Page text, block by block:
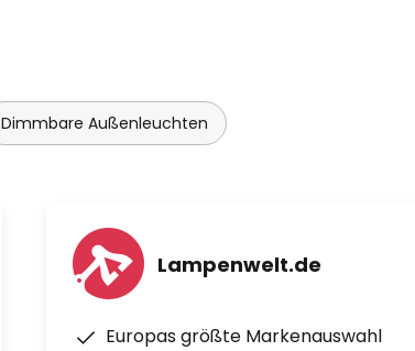
Dimmbare Außenleuchten
Lampenwelt.de
Europas größte Markenauswahl